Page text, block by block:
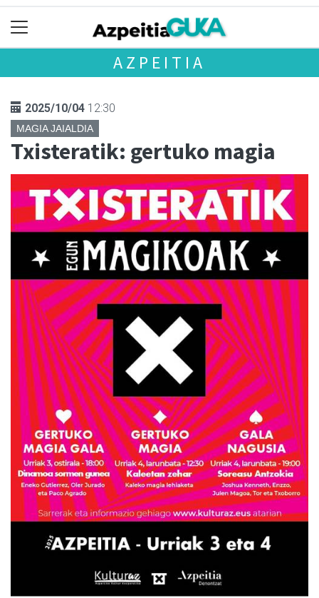
AZPEITIA
2025/10/04 12:30
MAGIA JAIALDIA
Txisteratik: gertuko magia